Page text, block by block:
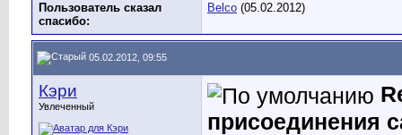
Пользователь сказал
cпасибо:
Belco (05.02.2012)
05.02.2012, 09:55
Кэри
Увлеченный
присоединения